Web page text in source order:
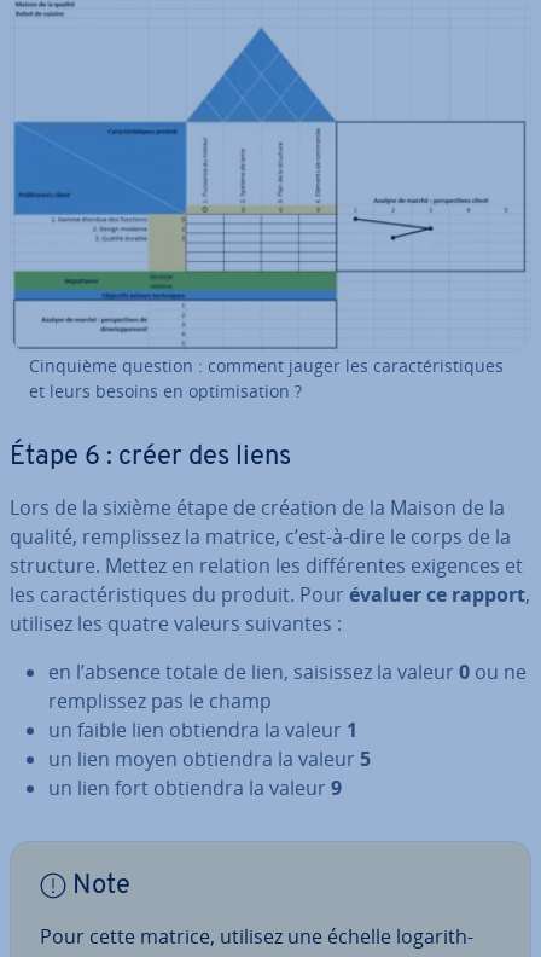
Cinquième question : comment jauger les ca­rac­té­ris­tiques
et leurs besoins en op­ti­mi­sa­tion ?
Étape 6 : créer des liens
Lors de la sixième étape de création de la Maison de la
qualité, rem­plis­sez la matrice, c’est-à-dire le corps de la
structure. Mettez en relation les dif­fé­rentes exigences et
les ca­rac­té­ris­tiques du produit. Pour évaluer ce rapport,
utilisez les quatre valeurs suivantes :
en l’absence totale de lien, saisissez la valeur 0 ou ne
rem­plis­sez pas le champ
un faible lien obtiendra la valeur 1
un lien moyen obtiendra la valeur 5
un lien fort obtiendra la valeur 9
Note
Pour cette matrice, utilisez une échelle lo­ga­rith­